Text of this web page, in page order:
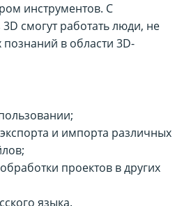
инструментов. С
смогут работать люди, не
в области 3D-
и импорта различных
проектов в других
языка.